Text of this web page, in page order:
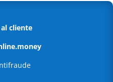
cliente